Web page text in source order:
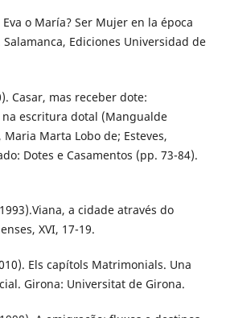
o María? Ser Mujer en la época
Ediciones Universidad de
Casar, mas receber dote:
escritura dotal (Mangualde
Marta Lobo de; Esteves,
Dotes e Casamentos (pp. 73-84).
a cidade através do
XVI, 17-19.
Els capítols Matrimonials. Una
Girona: Universitat de Girona.